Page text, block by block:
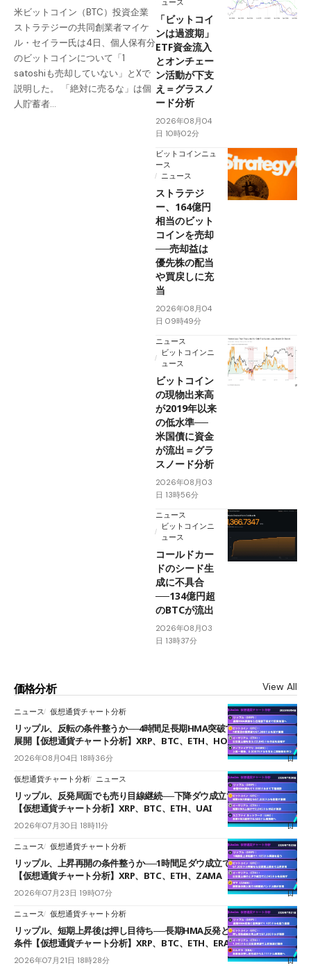
米ビットコイン（BTC）投資企業
ストラテジーの共同創業者マイケ
ル・セイラー氏は4日、個人保有分
のビットコインについて「1
satoshiも売却していない」とXで
説明した。 「絶対に売るな」は個
人貯蓄者…
ュース
「ビットコイ
ンは過渡期」
ETF資金流入
とオンチェー
ン活動が下支
え＝グラスノ
ード分析
2026年08月04
日 10時02分
ビットコインニュ
ース
ニュース
ストラテジ
ー、164億円
相当のビット
コインを売却
──売却益は
優先株の配当
や買戻しに充
当
2026年08月04
日 09時49分
ニュース
ビットコインニ
ュース
ビットコイン
の現物出来高
が2019年以来
の低水準──
米国債に資金
が流出＝グラ
スノード分析
2026年08月03
日 13時56分
ニュース
ビットコインニ
ュース
コールドカー
ドのシード生
成に不具合
──134億円超
のBTCが流出
2026年08月03
日 13時37分
価格分析 View All
ニュース 仮想通貨チャート分析
リップル、反転の条件整うか──4時間足長期HMA突破で雲下端を目指す
展開【仮想通貨チャート分析】XRP、BTC、ETH、HOME
2026年08月04日 18時36分
仮想通貨チャート分析 ニュース
リップル、反発局面でも売り目線継続──下降ダウ成立で下値追う展開
【仮想通貨チャート分析】XRP、BTC、ETH、UAI
2026年07月30日 18時11分
ニュース 仮想通貨チャート分析
リップル、上昇再開の条件整うか──1時間足ダウ成立で1.185ドルを狙う
【仮想通貨チャート分析】XRP、BTC、ETH、ZAMA
2026年07月23日 19時07分
ニュース 仮想通貨チャート分析
リップル、短期上昇後は押し目待ち──長期HMA反発と雲上抜けが買い
条件【仮想通貨チャート分析】XRP、BTC、ETH、ERA
2026年07月21日 18時28分